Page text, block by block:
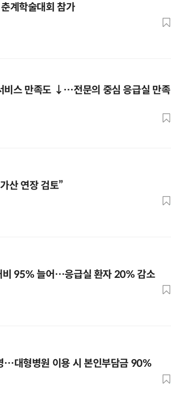
계학술대회 참가
비스 만족도 ↓…전문의 중심 응급실 만족
산 연장 검토”
비 95% 늘어…응급실 환자 20% 감소
…대형병원 이용 시 본인부담금 90%